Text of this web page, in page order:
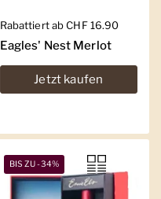
Regulärer Preis
Rabattiert ab CHF 16.90
Eagles' Nest Merlot
Jetzt kaufen
BIS ZU -34%